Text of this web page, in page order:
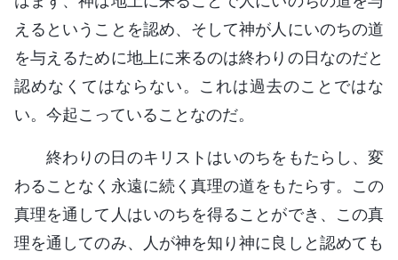
えるということを認め、そして神が人にいのちの道
を与えるために地上に来るのは終わりの日なのだと
認めなくてはならない。これは過去のことではな
い。今起こっていることなのだ。
終わりの日のキリストはいのちをもたらし、変
わることなく永遠に続く真理の道をもたらす。この
真理を通して人はいのちを得ることができ、この真
理を通してのみ、人が神を知り神に良しと認めても